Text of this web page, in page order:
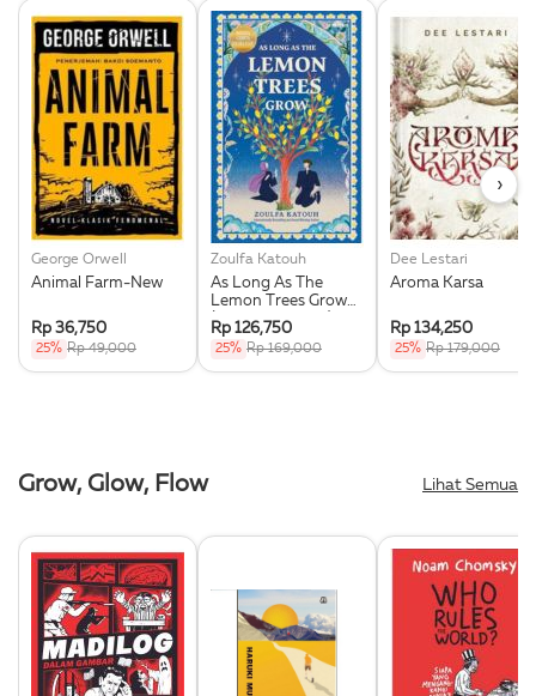
George Orwell
Animal Farm-New
Rp 36,750
25% Rp 49,000
Zoulfa Katouh
As Long As The
Lemon Trees Grow
(Republish 2025)
Rp 126,750
25% Rp 169,000
Dee Lestari
Aroma Karsa
Rp 134,250
25% Rp 179,000
›
Grow, Glow, Flow Lihat Semua